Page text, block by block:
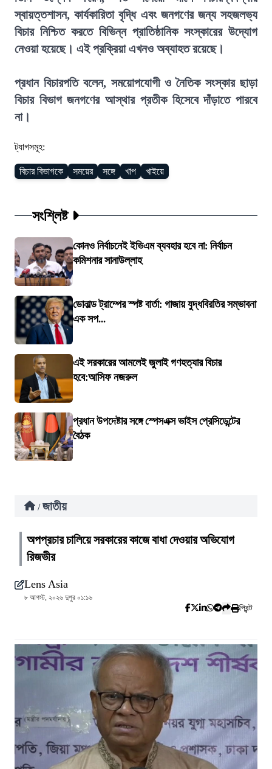
স্বায়ত্তশাসন, কার্যকারিতা বৃদ্ধি এবং জনগণের জন্য সহজলভ্য
বিচার নিশ্চিত করতে বিভিন্ন প্রাতিষ্ঠানিক সংস্কারের উদ্যোগ
নেওয়া হয়েছে। এই প্রক্রিয়া এখনও অব্যাহত রয়েছে।
প্রধান বিচারপতি বলেন, সময়োপযোগী ও নৈতিক সংস্কার ছাড়া
বিচার বিভাগ জনগণের আস্থার প্রতীক হিসেবে দাঁড়াতে পারবে
না।
ট্যাগসমূহ:
বিচার বিভাগকে সময়ের সঙ্গে খাপ খাইয়ে
সংশ্লিষ্ট
কোনও নির্বাচনেই ইভিএম ব্যবহার হবে না: নির্বাচন
কমিশনার সানাউল্লাহ
ডোনাল্ড ট্রাম্পের স্পষ্ট বার্তা: গাজায় যুদ্ধবিরতির সম্ভাবনা
এক সপ...
এই সরকারের আমলেই জুলাই গণহত্যার বিচার
হবে:আসিফ নজরুল
প্রধান উপদেষ্টার সঙ্গে স্পেসএক্স ভাইস প্রেসিডেন্টের
বৈঠক
/ জাতীয়
অপপ্রচার চালিয়ে সরকারের কাজে বাধা দেওয়ার অভিযোগ
রিজভীর
Lens Asia
৮ আগস্ট, ২০২৬ দুপুর ০১:১৬
প্রিন্ট